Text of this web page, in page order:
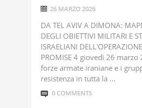
26 MARZO 2026
DA TEL AVIV A DIMONA:
DEGLI OBIETTIVI MILITARI E
ISRAELIANI
PROMISE 4 giovedì 26 marzo
forze armate iraniane e i
resistenza in tutta la ...
0 COMMENTS